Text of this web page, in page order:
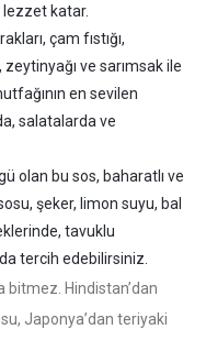
katar.
çam fıstığı,
ve sarımsak ile
en sevilen
salatalarda ve
olan bu sos, baharatlı ve
şeker, limon suyu, bal
tavuklu
tercih edebilirsiniz.
bitmez. Hindistan’dan
Japonya’dan teriyaki